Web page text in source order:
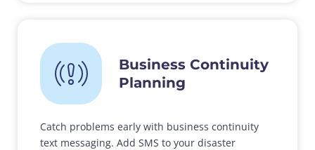
Business Continuity
Planning
Catch problems early with business continuity
text messaging. Add SMS to your disaster